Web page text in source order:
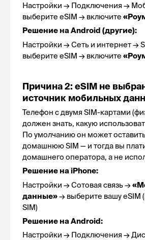
Настройки → Подключения →
выберите eSIM → включите
Решение на Android (другие):
Настройки → Сеть и интернет →
выберите eSIM → включите
Причина 2: eSIM не
источник мобильных
Телефон с двумя SIM-картами
должен знать, какую
По умолчанию он может
домашнюю SIM — и тогда вы
домашнего оператора, а не
Решение на iPhone:
Настройки → Сотовая связь →
данные» → выберите вашу
SIM)
Решение на Android:
Настройки → Подключения →